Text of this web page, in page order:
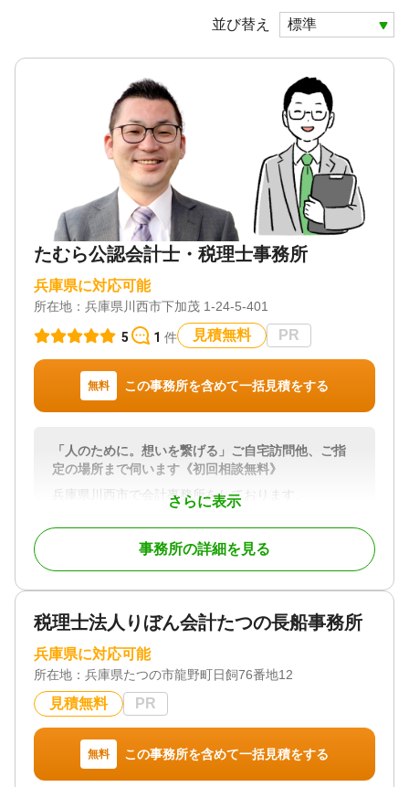
並び替え
たむら公認会計士・税理士事務所
兵庫県に対応可能
所在地： 兵庫県川西市下加茂 1-24-5-401
5 1 件 見積無料 PR
無料 この事務所を含めて一括見積をする
さらに表示
「人のために。想いを繋げる」ご自宅訪問他、ご指
定の場所まで伺います《初回相談無料》
兵庫県川西市で会計事務所をしております、
公認会計士・税理士の田村と申します。
この度はお悔やみ申し上げます。
私は、相続対策・相続税申告を中心に200件ほどさせ
お客様のお力になれればと思いこの相続の世界に入
相続税申告書は、弊所は通常は遺産総額の約0.5％〜
で承っておりますが財産状況によってはお見積の金
額が変動します(上下)。
実際にお話しさせて頂いて正式なお見積りをご提示
出来ればと考えております。
事務所の詳細を見る
税理士法人りぼん会計たつの長船事務所
兵庫県に対応可能
所在地： 兵庫県たつの市龍野町日飼76番地12
見積無料 PR
無料 この事務所を含めて一括見積をする